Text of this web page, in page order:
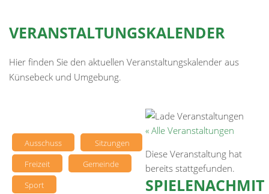
VERANSTALTUNGSKALENDER
Hier finden Sie den aktuellen Veranstaltungskalender aus
Künsebeck und Umgebung.
Ausschuss
Sitzungen
Freizeit
Gemeinde
Sport
« Alle Veranstaltungen
Diese Veranstaltung hat
bereits stattgefunden.
SPIELENACHMIT